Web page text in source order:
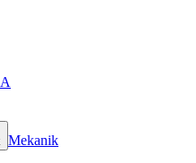
Mekanik